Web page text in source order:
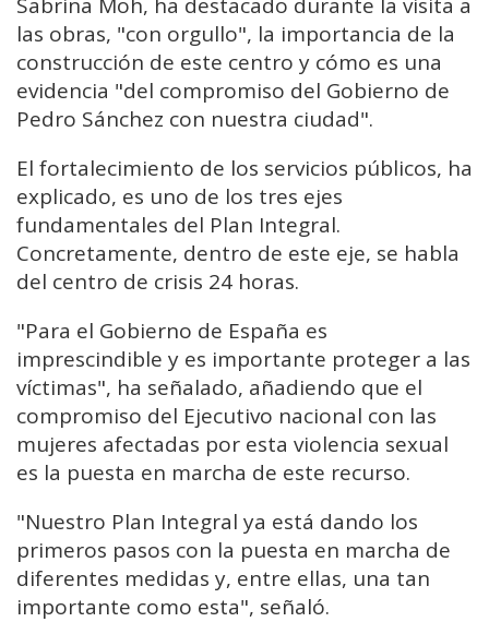
las obras, "con orgullo", la importancia de la
construcción de este centro y cómo es una
evidencia "del compromiso del Gobierno de
Pedro Sánchez con nuestra ciudad".
El fortalecimiento de los servicios públicos, ha
explicado, es uno de los tres ejes
fundamentales del Plan Integral.
Concretamente, dentro de este eje, se habla
del centro de crisis 24 horas.
"Para el Gobierno de España es
imprescindible y es importante proteger a las
víctimas", ha señalado, añadiendo que el
compromiso del Ejecutivo nacional con las
mujeres afectadas por esta violencia sexual
es la puesta en marcha de este recurso.
"Nuestro Plan Integral ya está dando los
primeros pasos con la puesta en marcha de
diferentes medidas y, entre ellas, una tan
importante como esta", señaló.